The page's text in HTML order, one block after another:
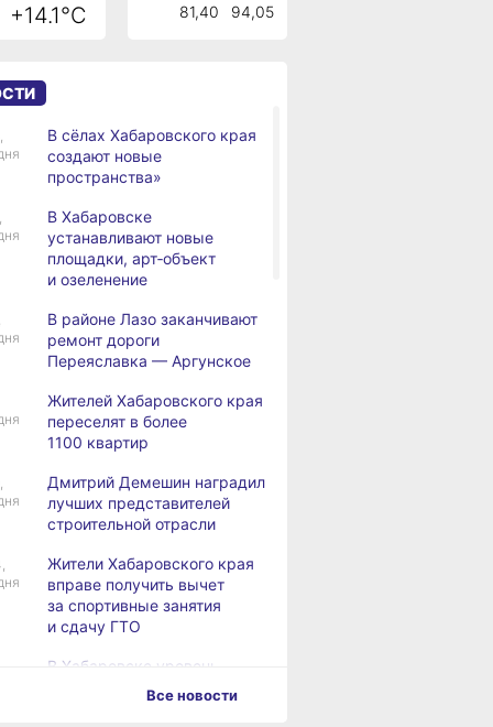
+14.1°C 81,40 94,05
В сёлах Хабаровского края
создают новые
пространства»
В Хабаровске
устанавливают новые
площадки, арт‑объект
и озеленение
В районе Лазо заканчивают
ремонт дороги
Переяславка — Аргунское
Жителей Хабаровского края
переселят в более
1100 квартир
Дмитрий Демешин наградил
лучших представителей
строительной отрасли
Жители Хабаровского края
вправе получить вычет
за спортивные занятия
и сдачу ГТО
В Хабаровске уровень
Амура достиг 427Все новости